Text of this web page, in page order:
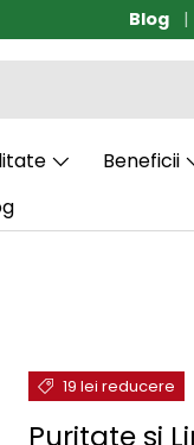
Blog
Beneficii
19 lei reducere
Puritate si